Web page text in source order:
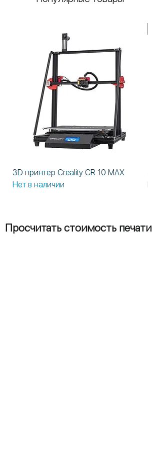
3D принтер Creality CR 10 MAX
Нет в наличии
Просчитать стоимость печати